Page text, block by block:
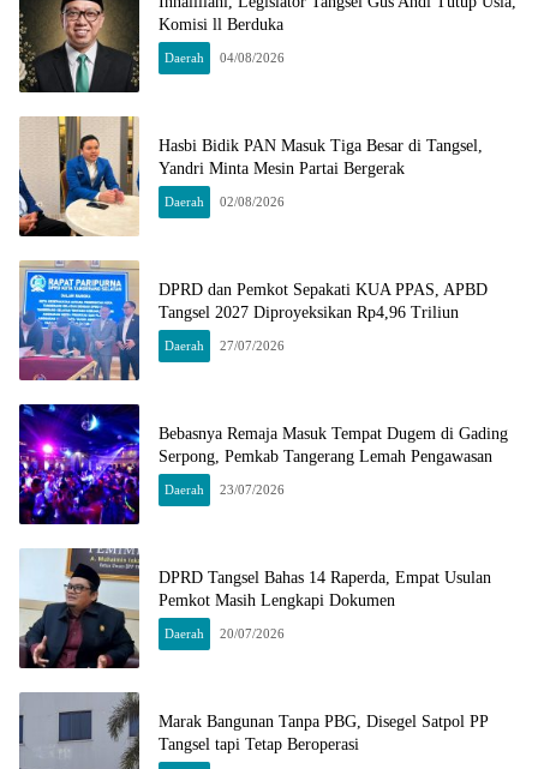
Komisi ll Berduka
Daerah 04/08/2026
Hasbi Bidik PAN Masuk Tiga Besar di Tangsel,
Yandri Minta Mesin Partai Bergerak
Daerah 02/08/2026
DPRD dan Pemkot Sepakati KUA PPAS, APBD
Tangsel 2027 Diproyeksikan Rp4,96 Triliun
Daerah 27/07/2026
Bebasnya Remaja Masuk Tempat Dugem di Gading
Serpong, Pemkab Tangerang Lemah Pengawasan
Daerah 23/07/2026
DPRD Tangsel Bahas 14 Raperda, Empat Usulan
Pemkot Masih Lengkapi Dokumen
Daerah 20/07/2026
Marak Bangunan Tanpa PBG, Disegel Satpol PP
Tangsel tapi Tetap Beroperasi